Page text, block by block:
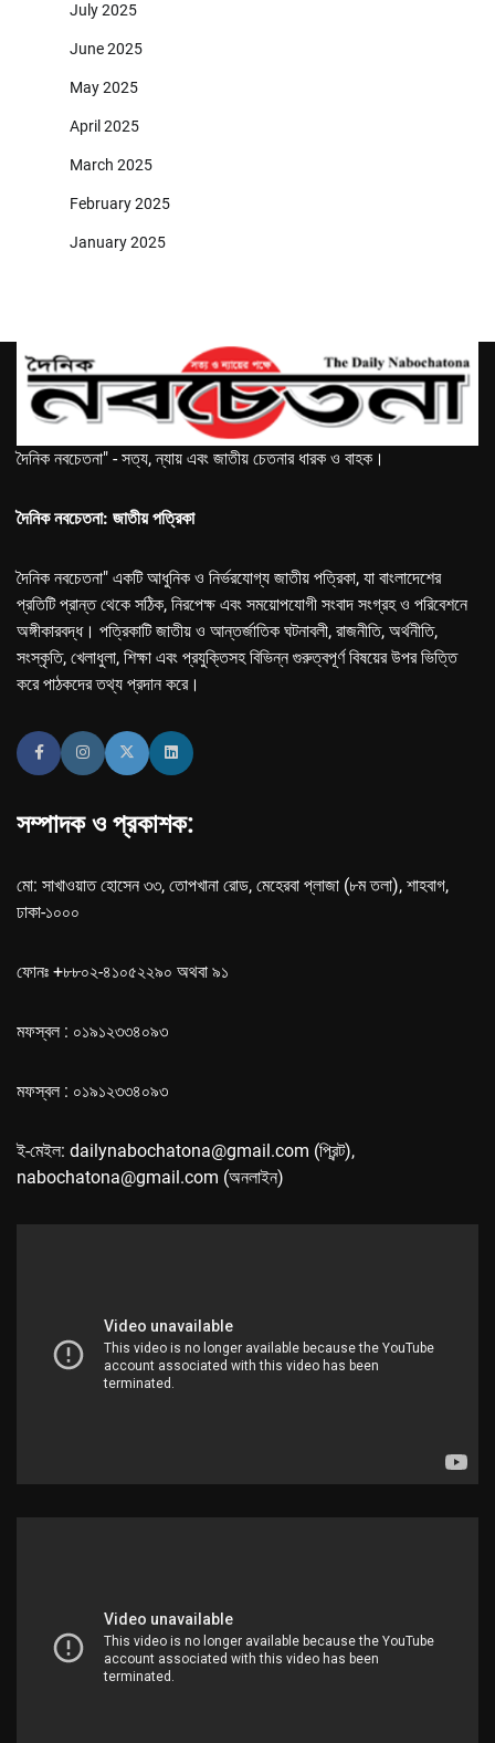
July 2025
June 2025
May 2025
April 2025
March 2025
February 2025
January 2025
দৈনিক নবচেতনা" - সত্য, ন্যায় এবং জাতীয় চেতনার ধারক ও বাহক।
দৈনিক নবচেতনা: জাতীয় পত্রিকা
দৈনিক নবচেতনা" একটি আধুনিক ও নির্ভরযোগ্য জাতীয় পত্রিকা, যা বাংলাদেশের
প্রতিটি প্রান্ত থেকে সঠিক, নিরপেক্ষ এবং সময়োপযোগী সংবাদ সংগ্রহ ও পরিবেশনে
অঙ্গীকারবদ্ধ। পত্রিকাটি জাতীয় ও আন্তর্জাতিক ঘটনাবলী, রাজনীতি, অর্থনীতি,
সংস্কৃতি, খেলাধুলা, শিক্ষা এবং প্রযুক্তিসহ বিভিন্ন গুরুত্বপূর্ণ বিষয়ের উপর ভিত্তি
করে পাঠকদের তথ্য প্রদান করে।
সম্পাদক ও প্রকাশক:
মো: সাখাওয়াত হোসেন ৩৩, তোপখানা রোড, মেহেরবা প্লাজা (৮ম তলা), শাহবাগ,
ঢাকা-১০০০
ফোনঃ +৮৮০২-৪১০৫২২৯০ অথবা ৯১
মফস্বল : ০১৯১২৩৩৪০৯৩
মফস্বল : ০১৯১২৩৩৪০৯৩
ই-মেইল: dailynabochatona@gmail.com (প্রিন্ট),
nabochatona@gmail.com (অনলাইন)